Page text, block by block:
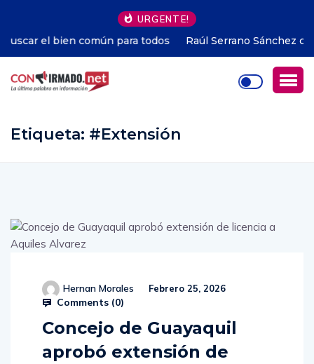
URGENTE!
Raúl Serrano Sánchez conquista el Premio Miguel Riofrío
2026 con una novela que retrata el pulso social del
Etiqueta: #Extensión
Hernan Morales Febrero 25, 2026
Comments (0)
Concejo de Guayaquil
aprobó extensión de